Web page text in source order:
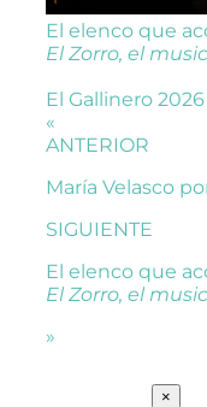
El elenco que
El Zorro, el
El Gallinero 2026
«
ANTERIOR
María Velasco
SIGUIENTE
El elenco que
El Zorro, el
»
×